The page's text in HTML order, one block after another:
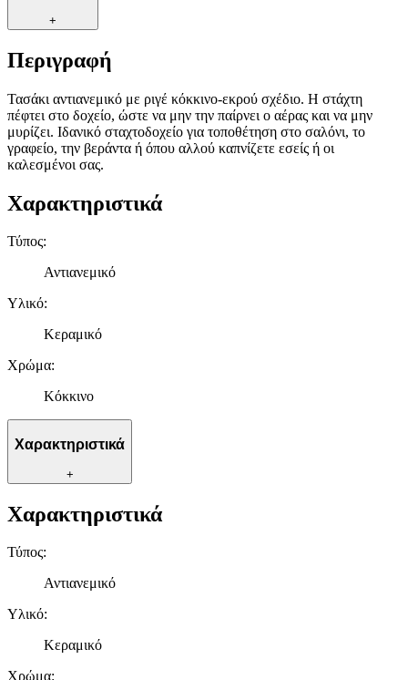
+
Περιγραφή
Τασάκι αντιανεμικό με ριγέ κόκκινο-εκρού σχέδιο. Η στάχτη
πέφτει στο δοχείο, ώστε να μην την παίρνει ο αέρας και να μην
μυρίζει. Ιδανικό σταχτοδοχείο για τοποθέτηση στο σαλόνι, το
γραφείο, την βεράντα ή όπου αλλού καπνίζετε εσείς ή οι
καλεσμένοι σας.
Χαρακτηριστικά
Τύπος:
Αντιανεμικό
Υλικό:
Κεραμικό
Χρώμα:
Κόκκινο
Χαρακτηριστικά
+
Χαρακτηριστικά
Τύπος:
Αντιανεμικό
Υλικό:
Κεραμικό
Χρώμα: